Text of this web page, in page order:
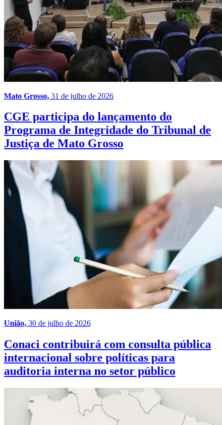
Mato Grosso, 31 de julho de 2026
CGE participa do lançamento do
Programa de Integridade do Tribunal de
Justiça de Mato Grosso
União, 30 de julho de 2026
Conaci contribuirá com consulta pública
internacional sobre políticas para
auditoria interna no setor público